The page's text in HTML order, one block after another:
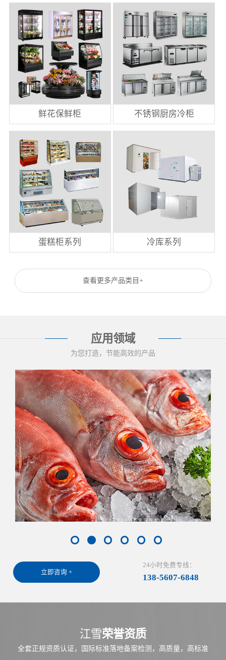
鲜花保鲜柜 不锈钢厨房冷柜
蛋糕柜系列 冷库系列
查看更多产品类目+
应用领域
为您打造，节能高效的产品
立即咨询 +
24小时免费专线：
138-5607-6848
江雪荣誉资质
全套正规资质认证，国际标准落地备案检测，高质量，高标准